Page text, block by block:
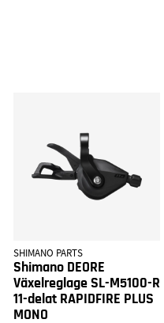
SHIMANO PARTS
Shimano DEORE
Växelreglage SL-M5100-R
11-delat RAPIDFIRE PLUS
MONO